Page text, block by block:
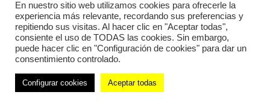
En nuestro sitio web utilizamos cookies para ofrecerle la
experiencia más relevante, recordando sus preferencias y
repitiendo sus visitas. Al hacer clic en "Aceptar todas",
consiente el uso de TODAS las cookies. Sin embargo,
puede hacer clic en "Configuración de cookies" para dar un
consentimiento controlado.
Configurar cookies Aceptar todas